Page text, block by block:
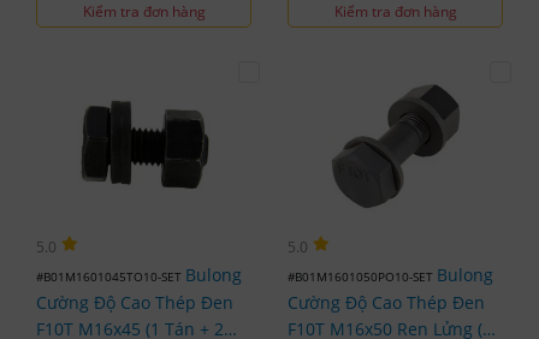
Kiểm tra đơn hàng Kiểm tra đơn hàng
5.0
#B01M1601045TO10-SET Bulong
Cường Độ Cao Thép Đen
F10T M16x45 (1 Tán + 2
5.0
#B01M1601050PO10-SET Bulong
Cường Độ Cao Thép Đen
F10T M16x50 Ren Lửng (1